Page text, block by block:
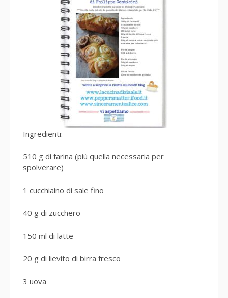
Ingredienti:
510 g di farina (più quella necessaria per
spolverare)
1 cucchiaino di sale fino
40 g di zucchero
150 ml di latte
20 g di lievito di birra fresco
3 uova